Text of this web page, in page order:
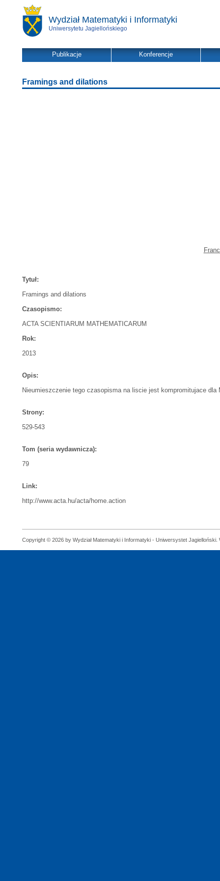
Wydział Matematyki i Informatyki
Uniwersytetu Jagiellońskiego
Publikacje Konferencje
Framings and dilations
Tytuł:
Framings and dilations
Czasopismo:
ACTA SCIENTIARUM MATHEMATICARUM
Rok:
2013
Opis:
Nieumieszczenie tego czasopisma na liscie jest kompromitujace dla
Strony:
529-543
Tom (seria wydawnicza):
79
Link:
http://www.acta.hu/acta/home.action
Copyright © 2026 by Wydział Matematyki i Informatyki - Uniwersystet